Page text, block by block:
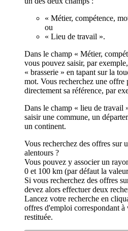
« Métier, compétence,
ou
« Lieu de travail ».
Dans le champ « Métier,
vous pouvez saisir, par
« brasserie » en tapant sur la
mot. Vous recherchez une offre
directement sa référence, par
Dans le champ « lieu de travail
saisir une commune, un
un continent.
Vous recherchez des offres sur
alentours ?
Vous pouvez y associer un
0 et 100 km (par défaut la
Si vous recherchez des offres
devez alors effectuer deux
Lancez votre recherche en
offres d'emploi correspondant à
restituée.